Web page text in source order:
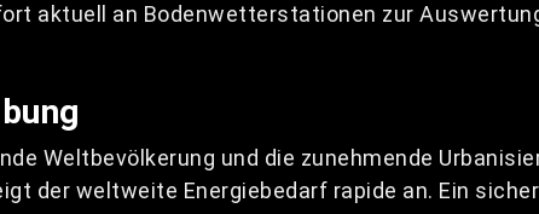
aktuell an Bodenwetterstationen zur
Weltbevölkerung und die zunehmende
der weltweite Energiebedarf rapide an. Ein